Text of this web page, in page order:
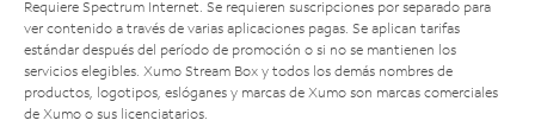
Requiere Spectrum Internet. Se requieren suscripciones por separado para
ver contenido a través de varias aplicaciones pagas. Se aplican tarifas
estándar después del período de promoción o si no se mantienen los
servicios elegibles. Xumo Stream Box y todos los demás nombres de
productos, logotipos, eslóganes y marcas de Xumo son marcas comerciales
de Xumo o sus licenciatarios.